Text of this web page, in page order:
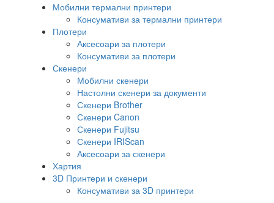
Мобилни термални принтери
Консумативи за термални принтери
Плотери
Аксесоари за плотери
Консумативи за плотери
Скенери
Мобилни скенери
Настолни скенери за документи
Скенери Brother
Скенери Canon
Скенери Fujitsu
Скенери IRIScan
Аксесоари за скенери
Хартия
3D Принтери и скенери
Консумативи за 3D принтери